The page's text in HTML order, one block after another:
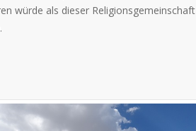
würde als dieser Religionsgemeinschaft